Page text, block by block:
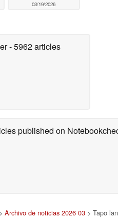
03/19/2026
- 5962 articles
published on
Archivo de noticias 2026 03> Tapo